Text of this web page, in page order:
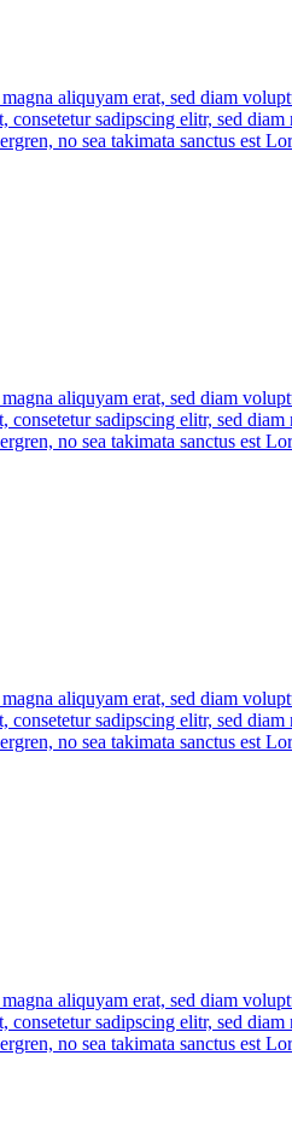
aliquyam erat, sed diam
sadipscing elitr, sed
no sea takimata sanctus est
aliquyam erat, sed diam
sadipscing elitr, sed
no sea takimata sanctus est
aliquyam erat, sed diam
sadipscing elitr, sed
no sea takimata sanctus est
aliquyam erat, sed diam
sadipscing elitr, sed
no sea takimata sanctus est